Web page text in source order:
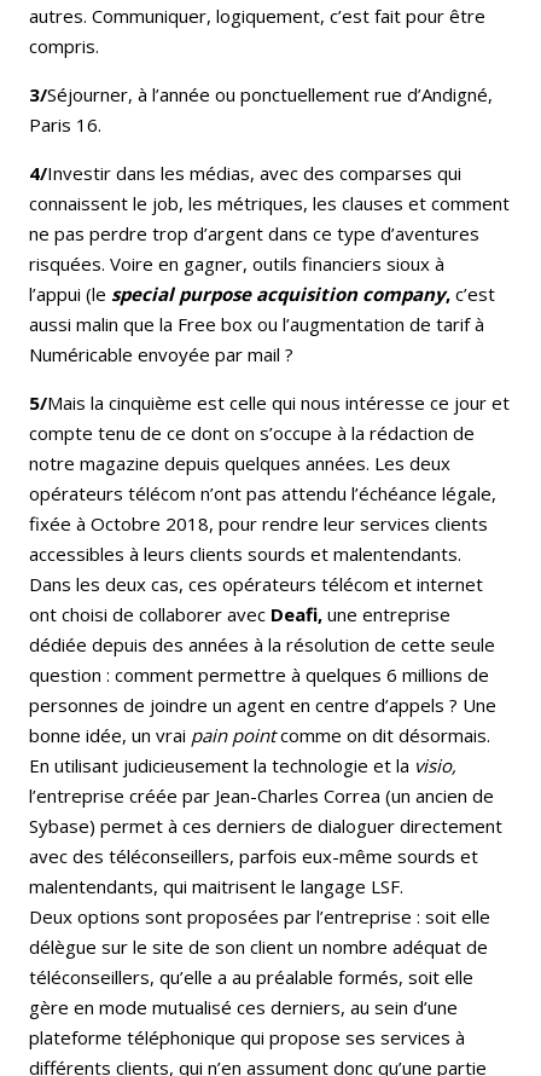
autres. Communiquer, logiquement, c’est fait pour être
compris.
3/Séjourner, à l’année ou ponctuellement rue d’Andigné,
Paris 16.
4/Investir dans les médias, avec des comparses qui
connaissent le job, les métriques, les clauses et comment
ne pas perdre trop d’argent dans ce type d’aventures
risquées. Voire en gagner, outils financiers sioux à
l’appui (le special purpose acquisition company, c’est
aussi malin que la Free box ou l’augmentation de tarif à
Numéricable envoyée par mail ?
5/Mais la cinquième est celle qui nous intéresse ce jour et
compte tenu de ce dont on s’occupe à la rédaction de
notre magazine depuis quelques années. Les deux
opérateurs télécom n’ont pas attendu l’échéance légale,
fixée à Octobre 2018, pour rendre leur services clients
accessibles à leurs clients sourds et malentendants.
Dans les deux cas, ces opérateurs télécom et internet
ont choisi de collaborer avec Deafi, une entreprise
dédiée depuis des années à la résolution de cette seule
question : comment permettre à quelques 6 millions de
personnes de joindre un agent en centre d’appels ? Une
bonne idée, un vrai pain pointcomme on dit désormais.
En utilisant judicieusement la technologie et la visio,
l’entreprise créée par Jean-Charles Correa (un ancien de
Sybase) permet à ces derniers de dialoguer directement
avec des téléconseillers, parfois eux-même sourds et
malentendants, qui maitrisent le langage LSF.
Deux options sont proposées par l’entreprise : soit elle
délègue sur le site de son client un nombre adéquat de
téléconseillers, qu’elle a au préalable formés, soit elle
gère en mode mutualisé ces derniers, au sein d’une
plateforme téléphonique qui propose ses services à
différents clients, qui n’en assument donc qu’une partie